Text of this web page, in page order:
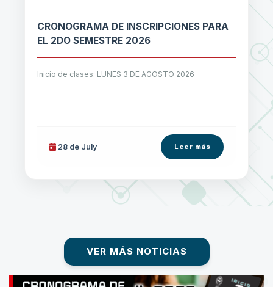
CRONOGRAMA DE INSCRIPCIONES PARA
EL 2DO SEMESTRE 2026
Inicio de clases: LUNES 3 DE AGOSTO 2026
28 de July Leer más
VER MÁS NOTICIAS